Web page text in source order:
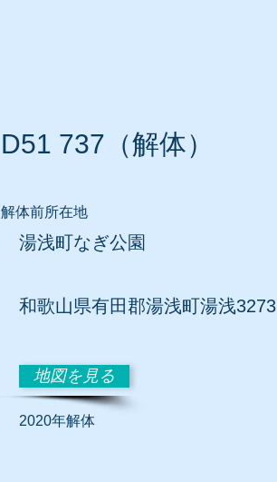
D51 737 （解体）
解体前所在地
湯浅町なぎ公園
和歌山県有田郡湯浅町湯浅3273
地図を見る
2020年解体